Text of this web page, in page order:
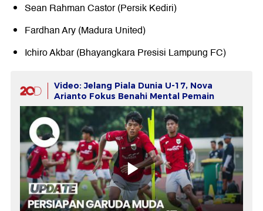
Sean Rahman Castor (Persik Kediri)
Fardhan Ary (Madura United)
Ichiro Akbar (Bhayangkara Presisi Lampung FC)
Video: Jelang Piala Dunia U-17, Nova
Arianto Fokus Benahi Mental Pemain